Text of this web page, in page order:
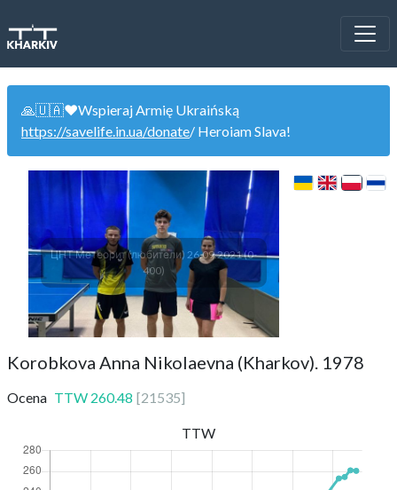
🙏🇺🇦❤️Wspieraj Armię Ukraińską
https://savelife.in.ua/donate/ Heroiam Slava!
ЦНТ Метеорит (любители) 26.09.2021 (0-
400)
Korobkova Anna Nikolaevna (Kharkov). 1978
Ocena TTW 260.48 [21535]
TTW